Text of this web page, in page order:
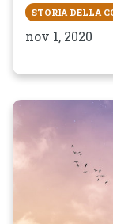
STORIA DELLA
nov 1, 2020